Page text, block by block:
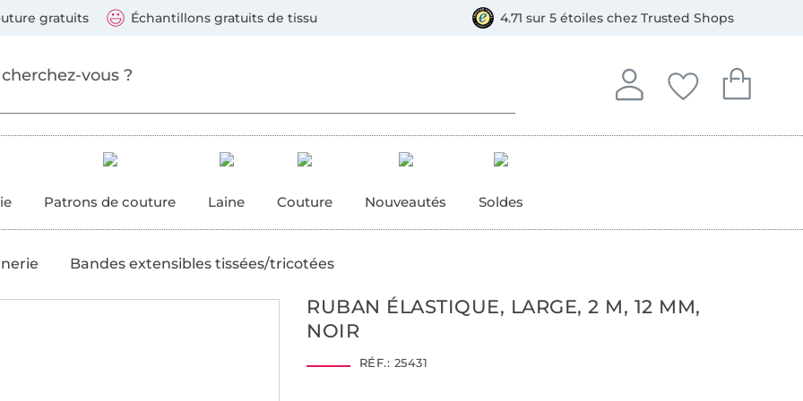
gratuits Échantillons gratuits de tissu 4.71 sur 5 étoiles chez Trusted Shops
Se connecter
Se connecter à votre
Mes favoris
Vous avez
Mon
Vous avez
Patrons de couture Laine Couture Nouveautés Soldes
Bandes extensibles tissées/tricotées
RUBAN ÉLASTIQUE, LARGE, 2 M, 12 MM,
NOIR
RÉF.: 25431
suivants : Visa, Mastercard, Carte bleue, PayPal, Virement, Bancontact